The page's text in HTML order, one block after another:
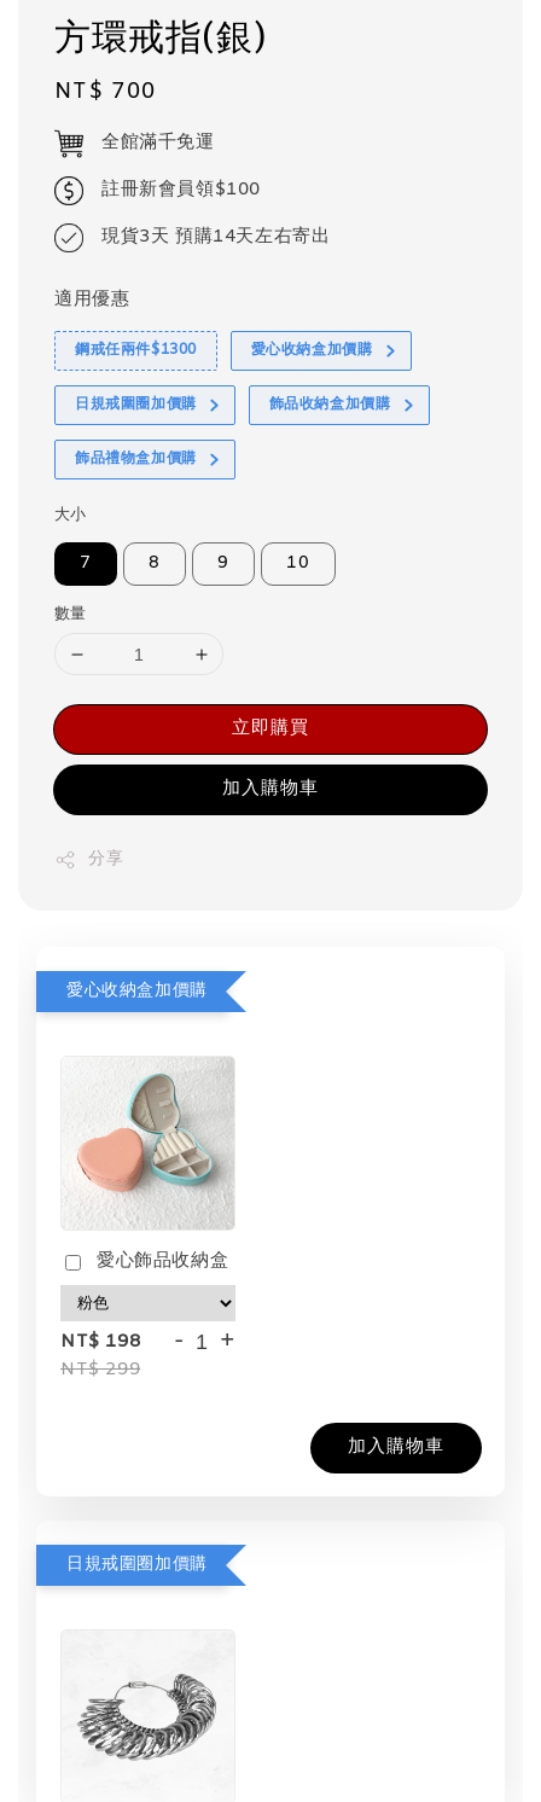
方環戒指(銀)
Regular
price
NT$ 700
全館滿千免運
註冊新會員領$100
現貨3天 預購14天左右寄出
適用優惠
鋼戒任兩件$1300 愛心收納盒加價購
日規戒圍圈加價購 飾品收納盒加價購
飾品禮物盒加價購
大小
7 8 9 10
數量
立即購買
加入購物車
分享
愛心收納盒加價購
愛心飾品收納盒
NT$ 198
NT$ 299
- +
加入購物車
日規戒圍圈加價購